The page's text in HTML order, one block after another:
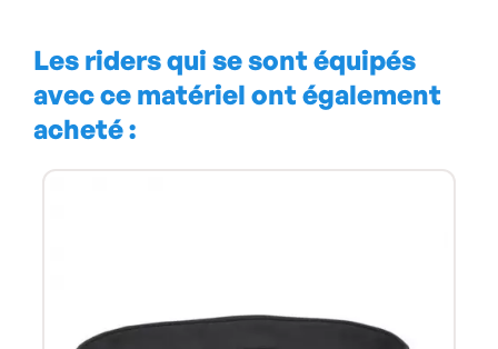
Les riders qui se sont équipés
avec ce matériel ont également
acheté :